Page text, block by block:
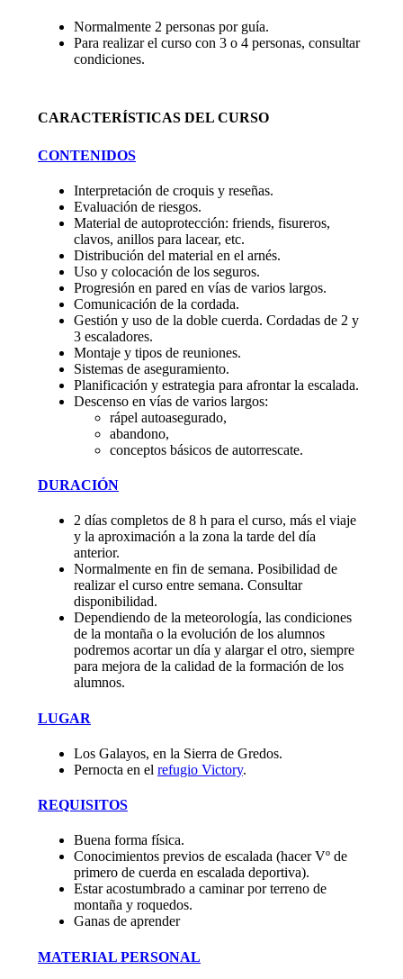
Normalmente 2 personas por guía.
Para realizar el curso con 3 o 4 personas, consultar
condiciones.
CARACTERÍSTICAS DEL CURSO
CONTENIDOS
Interpretación de croquis y reseñas.
Evaluación de riesgos.
Material de autoprotección: friends, fisureros,
clavos, anillos para lacear, etc.
Distribución del material en el arnés.
Uso y colocación de los seguros.
Progresión en pared en vías de varios largos.
Comunicación de la cordada.
Gestión y uso de la doble cuerda. Cordadas de 2 y
3 escaladores.
Montaje y tipos de reuniones.
Sistemas de aseguramiento.
Planificación y estrategia para afrontar la escalada.
Descenso en vías de varios largos:
rápel autoasegurado,
abandono,
conceptos básicos de autorrescate.
DURACIÓN
2 días completos de 8 h para el curso, más el viaje
y la aproximación a la zona la tarde del día
anterior.
Normalmente en fin de semana. Posibilidad de
realizar el curso entre semana. Consultar
disponibilidad.
Dependiendo de la meteorología, las condiciones
de la montaña o la evolución de los alumnos
podremos acortar un día y alargar el otro, siempre
para mejora de la calidad de la formación de los
alumnos.
LUGAR
Los Galayos, en la Sierra de Gredos.
Pernocta en elrefugio Victory.
REQUISITOS
Buena forma física.
Conocimientos previos de escalada (hacer Vº de
primero de cuerda en escalada deportiva).
Estar acostumbrado a caminar por terreno de
montaña y roquedos.
Ganas de aprender
MATERIAL PERSONAL